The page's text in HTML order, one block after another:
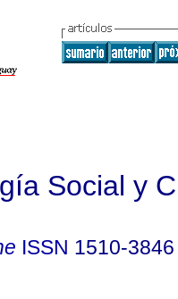
Social y
ISSN 1510-3846